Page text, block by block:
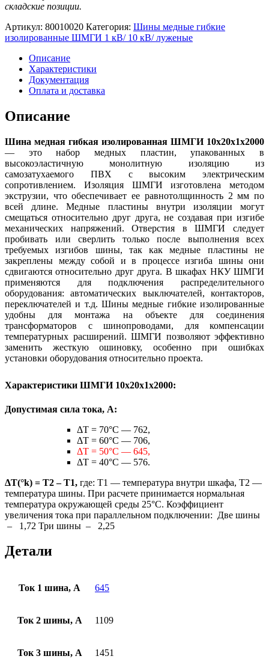
складские позиции.
Артикул: 80010020 Категория: Шины медные гибкие
изолированные ШМГИ 1 кВ/ 10 кВ/ луженые
Описание
Характеристики
Документация
Оплата и доставка
Описание
Шина медная гибкая изолированная ШМГИ 10х20х1х2000
— это набор медных пластин, упакованных в
высокоэластичную монолитную изоляцию из
самозатухаемого ПВХ с высоким электрическим
сопротивлением. Изоляция ШМГИ изготовлена методом
экструзии, что обеспечивает ее равнотолщинность 2 мм по
всей длине. Медные пластины внутри изоляции могут
смещаться относительно друг друга, не создавая при изгибе
механических напряжений. Отверстия в ШМГИ следует
пробивать или сверлить только после выполнения всех
требуемых изгибов шины, так как медные пластины не
закреплены между собой и в процессе изгиба шины они
сдвигаются относительно друг друга. В шкафах НКУ ШМГИ
применяются для подключения распределительного
оборудования: автоматических выключателей, контакторов,
переключателей и т.д. Шины медные гибкие изолированные
удобны для монтажа на объекте для соединения
трансформаторов с шинопроводами, для компенсации
температурных расширений. ШМГИ позволяют эффективно
заменить жесткую ошиновку, особенно при ошибках
установки оборудования относительно проекта.
Характеристики ШМГИ 10х20х1х2000:
Допустимая сила тока, А:
ΔТ = 70°C — 762,
ΔТ = 60°C — 706,
ΔТ = 50°C — 645,
ΔТ = 40°C — 576.
ΔT(°k) = T2 – T1, где: Т1 — температура внутри шкафа, Т2 —
температура шины. При расчете принимается нормальная
температура окружающей среды 25°С. Коэффициент
увеличения тока при параллельном подключении: Две шины
– 1,72 Три шины – 2,25
Детали
Ток 1 шина, А 645
Ток 2 шины, А 1109
Ток 3 шины, А 1451